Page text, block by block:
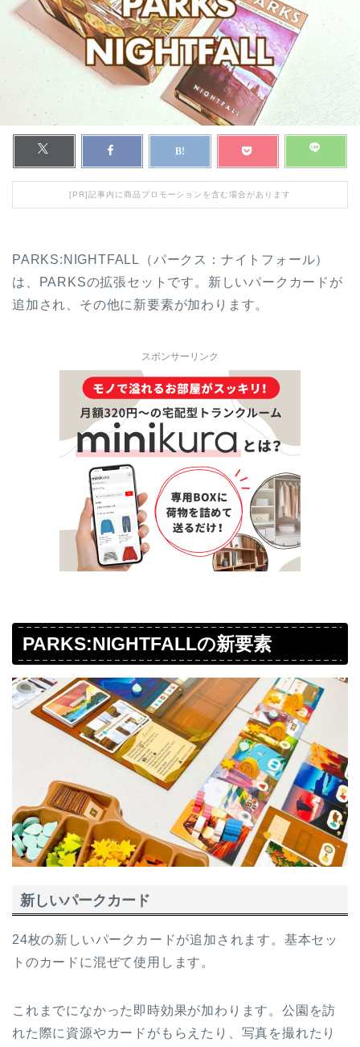
[PR]記事内に商品プロモーションを含む場合があります
PARKS:NIGHTFALL（パークス：ナイトフォール）
は、PARKSの拡張セットです。新しいパークカードが
追加され、その他に新要素が加わります。
スポンサーリンク
PARKS:NIGHTFALLの新要素
新しいパークカード
24枚の新しいパークカードが追加されます。基本セッ
トのカードに混ぜて使用します。
これまでになかった即時効果が加わります。公園を訪
れた際に資源やカードがもらえたり、写真を撮れたり